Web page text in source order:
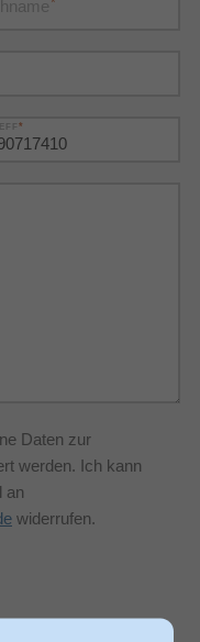
*
*
Daten zur
werden. Ich kann
an
widerrufen.